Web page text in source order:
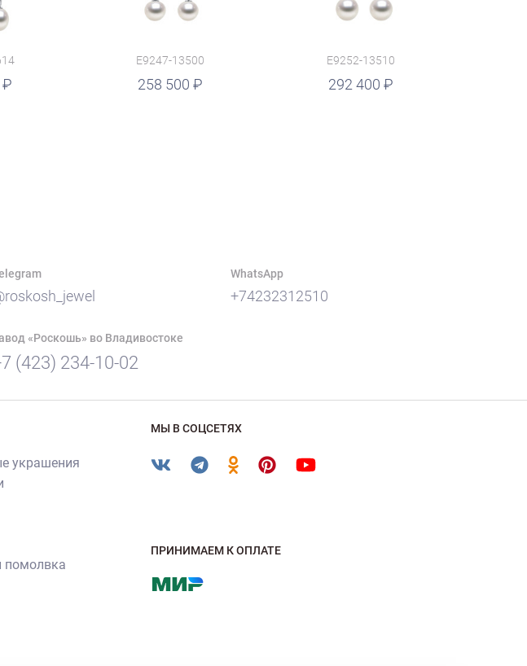
E9247-13500
258 500
E9252-13510
292 400
руб.
WhatsApp
+74232312510
«Роскошь» во Владивостоке
(423) 234-10-02
украшения
помолвка
МЫ В СОЦСЕТЯХ
ПРИНИМАЕМ К ОПЛАТЕ